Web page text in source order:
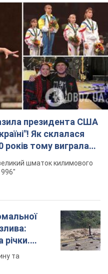
президента США
Як склалася
років тому виграла
шматок килимового
річки.
та